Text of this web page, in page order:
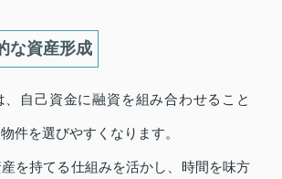
な資産形成
、自己資金に融資を組み合わせること
件を選びやすくなります。
を持てる仕組みを活かし、時間を味方